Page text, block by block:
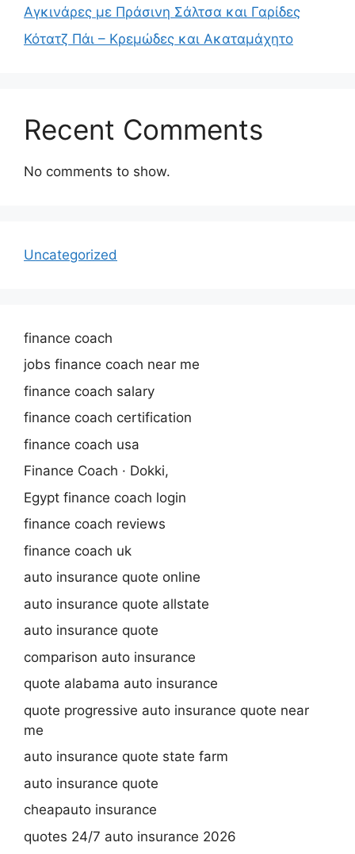
Αγκινάρες με Πράσινη Σάλτσα και Γαρίδες
Κότατζ Πάι – Κρεμώδες και Ακαταμάχητο
Recent Comments
No comments to show.
Uncategorized
finance coach
jobs finance coach near me
finance coach salary
finance coach certification
finance coach usa
Finance Coach · Dokki,
Egypt finance coach login
finance coach reviews
finance coach uk
auto insurance quote online
auto insurance quote allstate
auto insurance quote
comparison auto insurance
quote alabama auto insurance
quote progressive auto insurance quote near
me
auto insurance quote state farm
auto insurance quote
cheapauto insurance
quotes 24/7 auto insurance 2026